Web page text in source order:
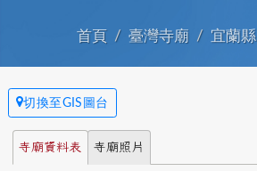
首頁 臺灣寺廟 宜蘭縣
切換至GIS圖台
寺廟資料表 寺廟照片